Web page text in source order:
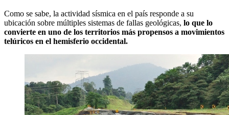
Como se sabe, la actividad sísmica en el país responde a su
ubicación sobre múltiples sistemas de fallas geológicas, lo que lo
convierte en uno de los territorios más propensos a movimientos
telúricos en el hemisferio occidental.